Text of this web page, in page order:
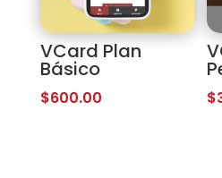
VCard Plan
Básico
$600.00 $